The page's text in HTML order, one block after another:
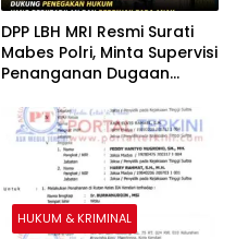
DPP LBH MRI Resmi Surati
Mabes Polri, Minta Supervisi
Penanganan Dugaan
terhadap Anak di Banggai
HUKUM & KRIMINAL